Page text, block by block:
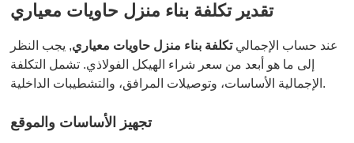
تقدير تكلفة بناء منزل حاويات معياري
عند حساب الإجماليتكلفة بناء منزل حاويات معياري, يجب النظر
إلى ما هو أبعد من سعر شراء الهيكل الفولاذي. تشمل التكلفة
الإجمالية الأساسات، وتوصيلات المرافق، والتشطيبات الداخلية.
تجهيز الأساسات والموقع